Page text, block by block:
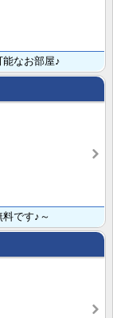
なお部屋♪
です♪～